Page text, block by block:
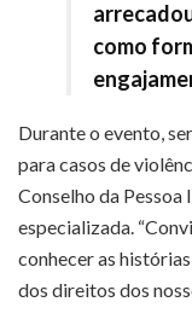
como
Durante o evento,
para casos de
Conselho da Pessoa
especializada.
conhecer as
dos direitos dos